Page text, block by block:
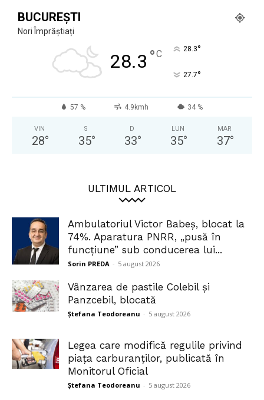
BUCUREȘTI
Nori Împrăștiați
28.3 °C 28.3°
27.7°
57 % 4.9kmh 34 %
VIN
28°
S
35°
D
33°
LUN
35°
MAR
37°
ULTIMUL ARTICOL
Ambulatoriul Victor Babeș, blocat la
74%. Aparatura PNRR, „pusă în
funcțiune” sub conducerea lui...
Sorin PREDA - 5 august 2026
Vânzarea de pastile Colebil și
Panzcebil, blocată
Ștefana Teodoreanu - 5 august 2026
Legea care modifică regulile privind
piața carburanților, publicată în
Monitorul Oficial
Ștefana Teodoreanu - 5 august 2026